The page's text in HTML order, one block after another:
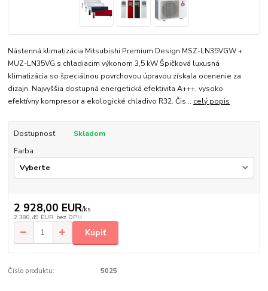
Nástenná klimatizácia Mitsubishi Premium Design MSZ-LN35VGW +
MUZ-LN35VG s chladiacim výkonom 3,5 kW Špičková luxusná
klimatizácia so špeciálnou povrchovou úpravou získala ocenenie za
dizajn. Najvyššia dostupná energetická efektivita A+++, vysoko
efektívny kompresor a ekologické chladivo R32. Čis... celý popis
Dostupnosť
Skladom
Farba
2 928,00 EUR/ks
2 380,49 EUR bez DPH
Kúpiť
Číslo produktu: 5025